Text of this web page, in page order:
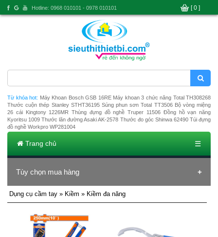
Từ khóa hot: Máy Khoan Bosch GSB 16RE Máy khoan 3 chức năng Total TH308268
Thước cuộn thép Stanley STHT36195 Súng phun sơn Total TT3506 Bộ vòng miệng
26 cái Kingtony 1226MR Thùng đựng đồ nghề Truper 11506 Đồng hồ vạn năng
Kyoritsu 1009 Thước lăn đường Asaki AK-2578 Thước đo góc Shinwa 62490 Túi đựng
đồ nghề Workpro WP281004
Trang chủ ☰
Tùy chọn mua hàng
Dụng cụ cầm tay » Kiềm » Kiềm đa năng
Hotline: 0968 010101 - 0978 010101 [ 0 ]